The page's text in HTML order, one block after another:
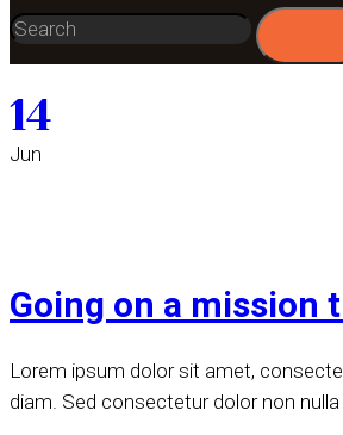
14
Jun
Going on a mission
Lorem ipsum dolor sit amet,
diam. Sed consectetur dolor non